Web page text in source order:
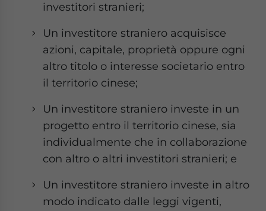
investitori stranieri;
Un investitore straniero acquisisce
azioni, capitale, proprietà oppure ogni
altro titolo o interesse societario entro
il territorio cinese;
Un investitore straniero investe in un
progetto entro il territorio cinese, sia
individualmente che in collaborazione
con altro o altri investitori stranieri; e
Un investitore straniero investe in altro
modo indicato dalle leggi vigenti,